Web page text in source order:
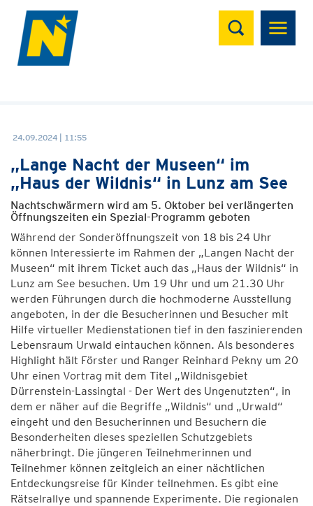
Suchen
24.09.2024 | 11:55
„Lange Nacht der Museen“ im
„Haus der Wildnis“ in Lunz am See
Nachtschwärmern wird am 5. Oktober bei verlängerten
Öffnungszeiten ein Spezial-Programm geboten
Während der Sonderöffnungszeit von 18 bis 24 Uhr
können Interessierte im Rahmen der „Langen Nacht der
Museen“ mit ihrem Ticket auch das „Haus der Wildnis“ in
Lunz am See besuchen. Um 19 Uhr und um 21.30 Uhr
werden Führungen durch die hochmoderne Ausstellung
angeboten, in der die Besucherinnen und Besucher mit
Hilfe virtueller Medienstationen tief in den faszinierenden
Lebensraum Urwald eintauchen können. Als besonderes
Highlight hält Förster und Ranger Reinhard Pekny um 20
Uhr einen Vortrag mit dem Titel „Wildnisgebiet
Dürrenstein-Lassingtal - Der Wert des Ungenutzten“, in
dem er näher auf die Begriffe „Wildnis“ und „Urwald“
eingeht und den Besucherinnen und Besuchern die
Besonderheiten dieses speziellen Schutzgebiets
näherbringt. Die jüngeren Teilnehmerinnen und
Teilnehmer können zeitgleich an einer nächtlichen
Entdeckungsreise für Kinder teilnehmen. Es gibt eine
Rätselrallye und spannende Experimente. Die regionalen